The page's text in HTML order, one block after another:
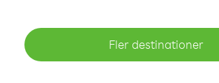
Fler destinationer